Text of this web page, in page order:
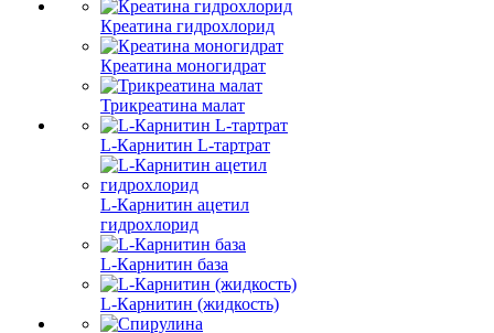
Креатина гидрохлорид
Креатина моногидрат
Трикреатина малат
L-Карнитин L-тартрат
L-Карнитин ацетил
гидрохлорид
L-Карнитин база
L-Карнитин (жидкость)